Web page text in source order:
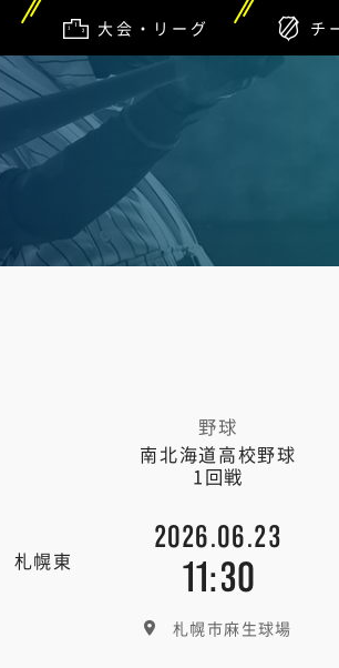
大会・リーグ チ
野球
南北海道高校野球
1回戦
札幌東
2026.06.23
11:30
札幌市麻生球場